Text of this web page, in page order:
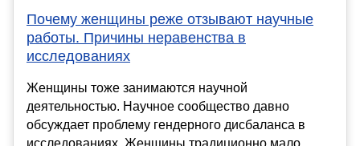
Почему женщины реже отзывают научные
работы. Причины неравенства в
исследованиях
Женщины тоже занимаются научной
деятельностью. Научное сообщество давно
обсуждает проблему гендерного дисбаланса в